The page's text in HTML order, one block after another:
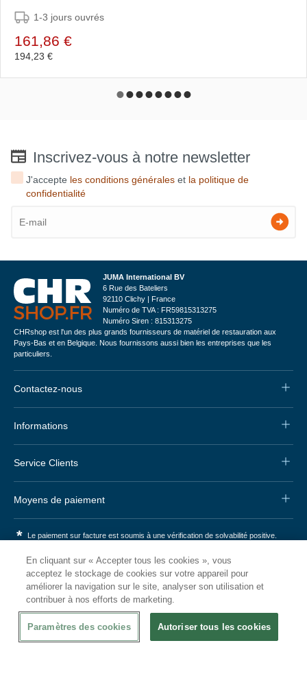
1-3 jours ouvrés
161,86 €
194,23 €
Inscrivez-vous à notre newsletter
J'accepte les conditions générales et la politique de
confidentialité
JUMA International BV
6 Rue des Bateliers
92110 Clichy | France
Numéro de TVA : FR59815313275
Numéro Siren : 815313275
CHRshop est l'un des plus grands fournisseurs de matériel de restauration aux
Pays-Bas et en Belgique. Nous fournissons aussi bien les entreprises que les
particuliers.
Contactez-nous
Informations
Service Clients
Moyens de paiement
* Le paiement sur facture est soumis à une vérification de solvabilité positive.
Nos autres boutiques
Juma International B.V.
Königsborner Straße 26a
39175 Biederitz | Deutschland
Handelsregister: 58573909
JUMA International BV
Vrijheidweg 34
1521RR Wormerveer | Nederland
K.V.K.: 58573909
En cliquant sur « Accepter tous les cookies », vous
acceptez le stockage de cookies sur votre appareil pour
améliorer la navigation sur le site, analyser son utilisation et
contribuer à nos efforts de marketing.
Paramètres des cookies Autoriser tous les cookies